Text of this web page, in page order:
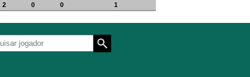
2 0 0 1